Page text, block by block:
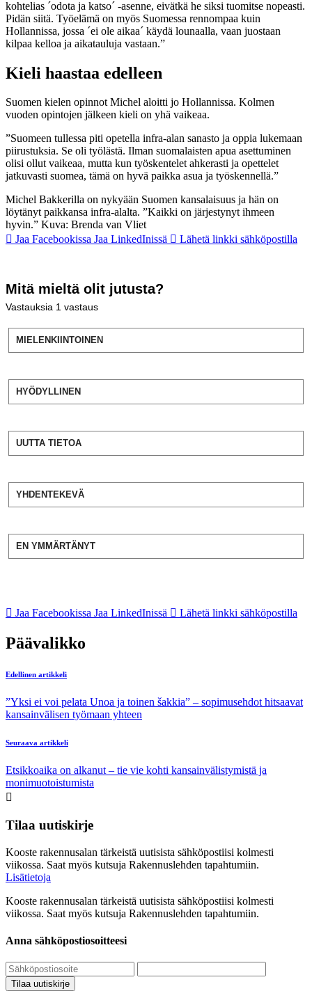
kohtelias ´odota ja katso´ -asenne, eivätkä he siksi tuomitse nopeasti.
Pidän siitä. Työelämä on myös Suomessa rennompaa kuin
Hollannissa, jossa ´ei ole aikaa´ käydä lounaalla, vaan juostaan
kilpaa kelloa ja aikatauluja vastaan.”
Kieli haastaa edelleen
Suomen kielen opinnot Michel aloitti jo Hollannissa. Kolmen
vuoden opintojen jälkeen kieli on yhä vaikeaa.
”Suomeen tullessa piti opetella infra-alan sanasto ja oppia lukemaan
piirustuksia. Se oli työlästä. Ilman suomalaisten apua asettuminen
olisi ollut vaikeaa, mutta kun työskentelet ahkerasti ja opettelet
jatkuvasti suomea, tämä on hyvä paikka asua ja työskennellä.”
Michel Bakkerilla on nykyään Suomen kansalaisuus ja hän on
löytänyt paikkansa infra-alalta. ”Kaikki on järjestynyt ihmeen
hyvin.” Kuva: Brenda van Vliet
Jaa Facebookissa Jaa LinkedInissä Lähetä linkki sähköpostilla
Mitä mieltä olit jutusta?
Vastauksia 1 vastaus
MIELENKIINTOINEN
HYÖDYLLINEN
UUTTA TIETOA
YHDENTEKEVÄ
EN YMMÄRTÄNYT
Jaa Facebookissa Jaa LinkedInissä Lähetä linkki sähköpostilla
Päävalikko
Edellinen artikkeli
”Yksi ei voi pelata Unoa ja toinen šakkia” – sopimusehdot hitsaavat
kansainvälisen työmaan yhteen
Seuraava artikkeli
Etsikkoaika on alkanut – tie vie kohti kansainvälistymistä ja
monimuotoistumista
Tilaa uutiskirje
Kooste rakennusalan tärkeistä uutisista sähköpostiisi kolmesti
viikossa. Saat myös kutsuja Rakennuslehden tapahtumiin.
Lisätietoja
Kooste rakennusalan tärkeistä uutisista sähköpostiisi kolmesti
viikossa. Saat myös kutsuja Rakennuslehden tapahtumiin.
Anna sähköpostiosoitteesi
Tilaa uutiskirje